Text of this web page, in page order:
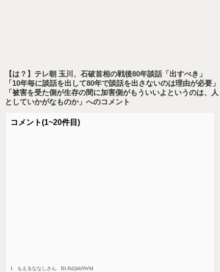
【は？】テレ朝 玉川、石破首相の戦後80年談話「出すべき」
「10年毎に談話を出して80年で談話を出さないのは理由が必要」
「被害を受た側が生存の間に加害側がもういいよというのは、人
としていかがなものか」 へのコメント
コメント(1~20件目)
1. もえるななしさん. ID:JhZjhhNWM